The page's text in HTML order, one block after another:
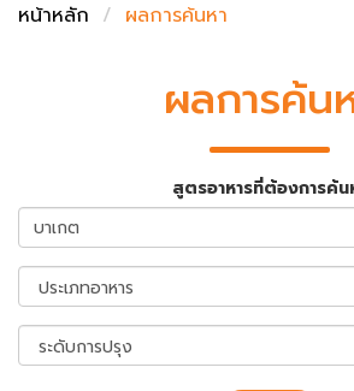
หน้าหลัก
ผลการค้นหา
ผลการค้น
สูตรอาหารที่ต้องการค้น